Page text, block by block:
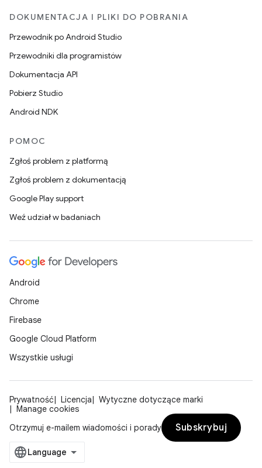
DOKUMENTACJA I PLIKI DO POBRANIA
Przewodnik po Android Studio
Przewodniki dla programistów
Dokumentacja API
Pobierz Studio
Android NDK
POMOC
Zgłoś problem z platformą
Zgłoś problem z dokumentacją
Google Play support
Weź udział w badaniach
Android
Chrome
Firebase
Google Cloud Platform
Wszystkie usługi
Prywatność Licencja
Wytyczne dotyczące marki
Manage cookies
Otrzymuj e-mailem wiadomości i porady
Subskrybuj